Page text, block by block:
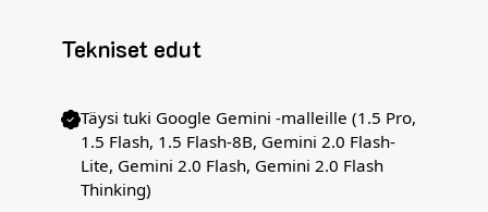
Tekniset edut
Täysi tuki Google Gemini -malleille (1.5 Pro,
1.5 Flash, 1.5 Flash-8B, Gemini 2.0 Flash-
Lite, Gemini 2.0 Flash, Gemini 2.0 Flash
Thinking)